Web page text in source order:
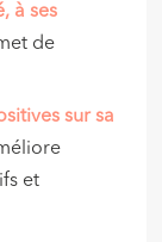
à ses
de
sur sa
et